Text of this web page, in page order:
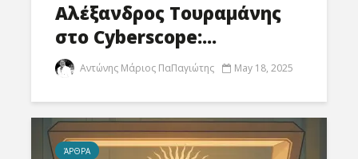
Αλέξανδρος Τουραμάνης
στο Cyberscope:...
Αντώνης Μάριος ΠαΠαγιώτης May 18, 2025
ΆΡΘΡΑ